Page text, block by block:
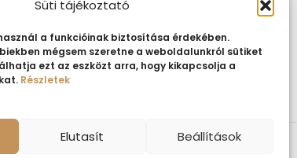
Süti tájékoztató
a funkcióinak biztosítása érdekében.
mégsem szeretne a weboldalunkról sütiket
ezt az eszközt arra, hogy kikapcsolja a
Részletek
Elutasít Beállítások